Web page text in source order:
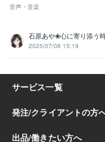
音声・音楽
石原あや❀心に寄り添う
2025/07/08 15:19